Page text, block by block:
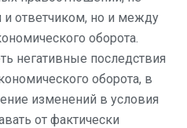
ответчиком, но и между
оборота.
негативные последствия
оборота, в
изменений в условия
от фактически